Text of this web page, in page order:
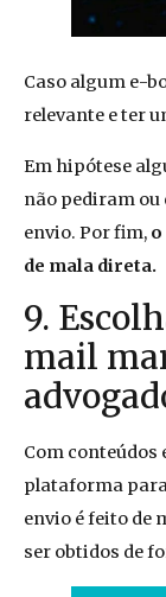
Caso algum e-
relevante e ter
Em hipótese
não pediram
envio. Por fim, o
de mala direta.
9.
mail
Com conteúdos
plataforma
envio é feito de
ser obtidos de